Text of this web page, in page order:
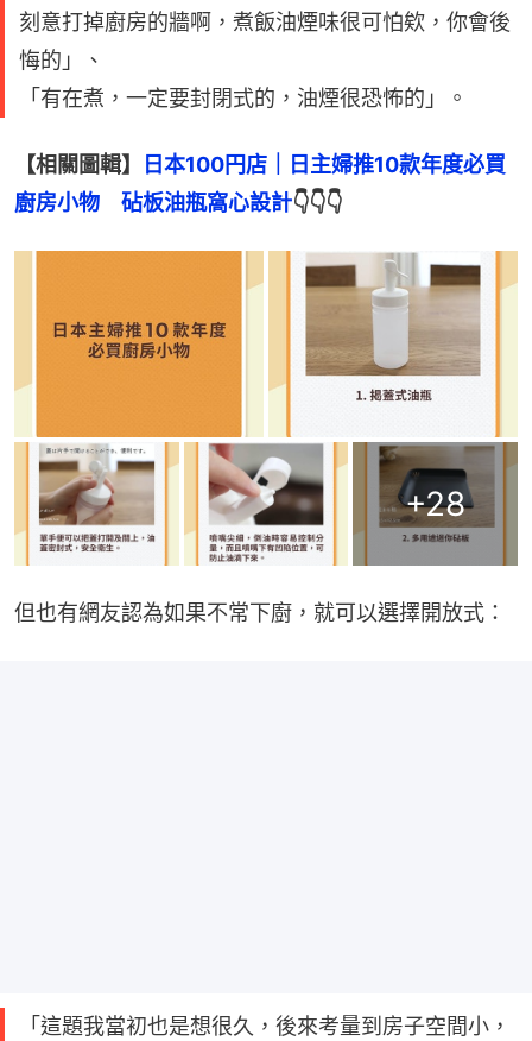
刻意打掉廚房的牆啊，煮飯油煙味很可怕欸，你會後
悔的」、
「有在煮，一定要封閉式的，油煙很恐怖的」。
【相關圖輯】
日本100円店｜日主婦推10款年度必買
廚房小物　砧板油瓶窩心設計👇👇👇
+28
但也有網友認為如果不常下廚，就可以選擇開放式：
「這題我當初也是想很久，後來考量到房子空間小，